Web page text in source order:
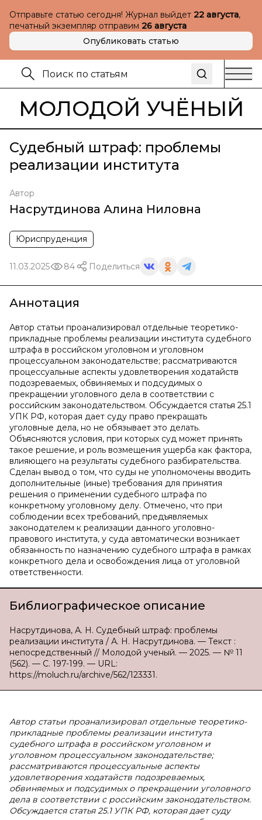
Отправьте статью сегодня! Журнал выйдет 22 августа,
печатный экземпляр отправим 26 августа
Опубликовать статью
МОЛОДОЙ УЧЁНЫЙ
Судебный штраф: проблемы
реализации института
Автор
Насрутдинова Алина Ниловна
Юриспруденция
11.03.2025 84 Поделиться
Аннотация
Автор статьи проанализировал отдельные теоретико-
прикладные проблемы реализации института судебного
штрафа в российском уголовном и уголовном
процессуальном законодательстве; рассматриваются
процессуальные аспекты удовлетворения ходатайств
подозреваемых, обвиняемых и подсудимых о
прекращении уголовного дела в соответствии с
российским законодательством. Обсуждается статья 25.1
УПК РФ, которая дает суду право прекращать
уголовные дела, но не обязывает это делать.
Объясняются условия, при которых суд может принять
такое решение, и роль возмещения ущерба как фактора,
влияющего на результаты судебного разбирательства.
Сделан вывод о том, что суды не уполномочены вводить
дополнительные (иные) требования для принятия
решения о применении судебного штрафа по
конкретному уголовному делу. Отмечено, что при
соблюдении всех требований, предъявляемых
законодателем к реализации данного уголовно-
правового института, у суда автоматически возникает
обязанность по назначению судебного штрафа в рамках
конкретного дела и освобождения лица от уголовной
ответственности.
Библиографическое описание
Насрутдинова, А. Н. Судебный штраф: проблемы
реализации института / А. Н. Насрутдинова. — Текст :
непосредственный // Молодой ученый. — 2025. — № 11
(562). — С. 197-199. — URL:
https://moluch.ru/archive/562/123331.
Автор статьи проанализировал отдельные теоретико-
прикладные проблемы реализации института
судебного штрафа в российском уголовном и
уголовном процессуальном законодательстве;
рассматриваются процессуальные аспекты
удовлетворения ходатайств подозреваемых,
обвиняемых и подсудимых о прекращении уголовного
дела в соответствии с российским законодательством.
Обсуждается статья 25.1 УПК РФ, которая дает суду